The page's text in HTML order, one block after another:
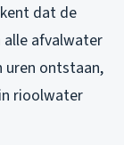
dat de
afvalwater
uren ontstaan,
rioolwater